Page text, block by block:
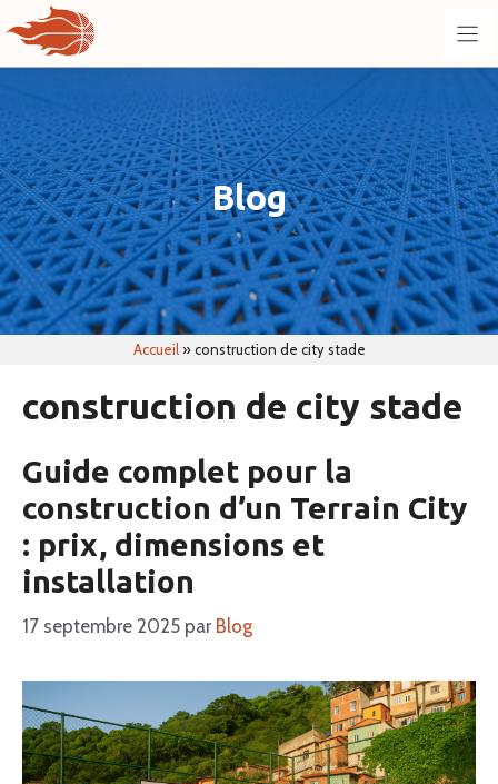
au
contenu
Blog
Accueil»construction de city stade
construction de city stade
Guide complet pour la
construction d’un Terrain City
: prix, dimensions et
installation
17 septembre 2025 par Blog